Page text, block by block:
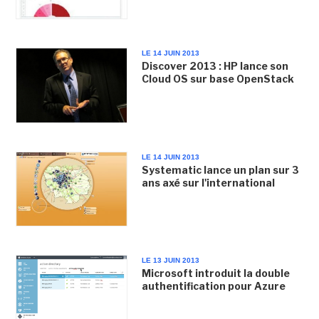
LE 14 JUIN 2013
Discover 2013 : HP lance son
Cloud OS sur base OpenStack
LE 14 JUIN 2013
Systematic lance un plan sur 3
ans axé sur l'international
LE 13 JUIN 2013
Microsoft introduit la double
authentification pour Azure